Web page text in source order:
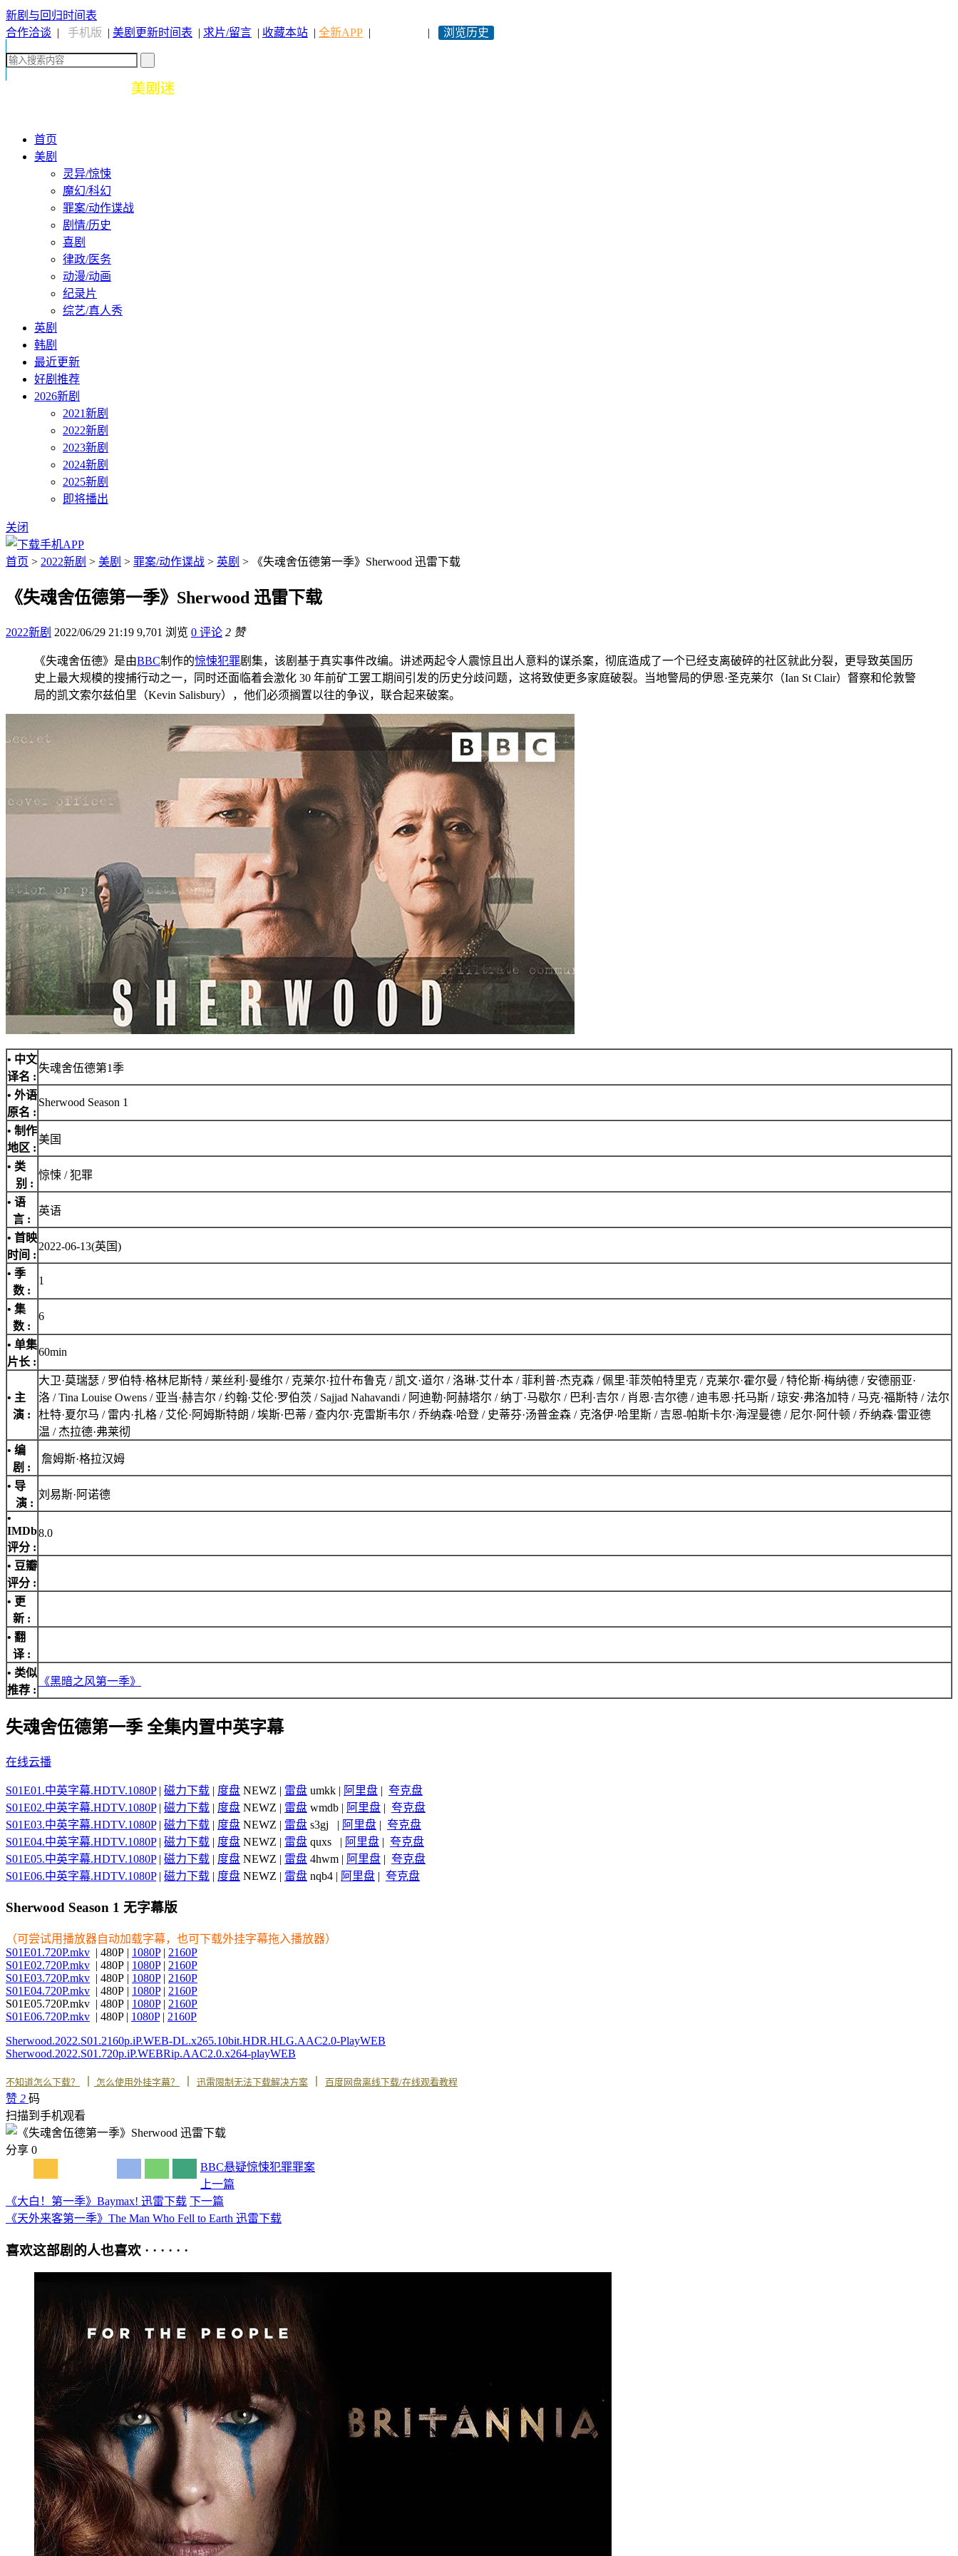
新剧与回归时间表
合作洽谈 | 手机版 | 美剧更新时间表 | 求片/留言 | 收藏本站 | 全新APP | | 浏览历史
首页
美剧
灵异/惊悚
魔幻/科幻
罪案/动作谍战
剧情/历史
喜剧
律政/医务
动漫/动画
纪录片
综艺/真人秀
英剧
韩剧
最近更新
好剧推荐
2026新剧
2021新剧
2022新剧
2023新剧
2024新剧
2025新剧
即将播出
关闭
首页 > 2022新剧 > 美剧 > 罪案/动作谍战 > 英剧 > 《失魂舍伍德第一季》Sherwood 迅雷下载
《失魂舍伍德第一季》Sherwood 迅雷下载
2022新剧 2022/06/29 21:19 9,701 浏览 0 评论 2 赞
《失魂舍伍德》是由BBC制作的惊悚犯罪剧集，该剧基于真实事件改编。讲述两起令人震惊且出人意料的谋杀案，彻底造成了一个已经支离破碎的社区就此分裂，更导致英国历
史上最大规模的搜捕行动之一，同时还面临着会激化 30 年前矿工罢工期间引发的历史分歧问题，这将致使更多家庭破裂。当地警局的伊恩·圣克莱尔（Ian St Clair）督察和伦敦警
局的凯文索尔兹伯里（Kevin Salisbury），他们必须搁置以往的争议，联合起来破案。
• 中文
译名 :
失魂舍伍德第1季
• 外语
原名 :
Sherwood Season 1
• 制作
地区 :
美国
• 类
别 :
惊悚 / 犯罪
• 语
言 :
英语
• 首映
时间 :
2022-06-13(英国)
• 季
数 :
1
• 集
数 :
6
• 单集
片长 :
60min
• 主
演 :
大卫·莫瑞瑟 / 罗伯特·格林尼斯特 / 莱丝利·曼维尔 / 克莱尔·拉什布鲁克 / 凯文·道尔 / 洛琳·艾什本 / 菲利普·杰克森 / 佩里·菲茨帕特里克 / 克莱尔·霍尔曼 / 特伦斯·梅纳德 / 安德丽亚·
洛 / Tina Louise Owens / 亚当·赫吉尔 / 约翰·艾伦·罗伯茨 / Sajjad Nahavandi / 阿迪勒·阿赫塔尔 / 纳丁·马歇尔 / 巴利·吉尔 / 肖恩·吉尔德 / 迪韦恩·托马斯 / 琼安·弗洛加特 / 马克·福斯特 / 法尔
杜特·夏尔马 / 雷内·扎格 / 艾伦·阿姆斯特朗 / 埃斯·巴蒂 / 查内尔·克雷斯韦尔 / 乔纳森·哈登 / 史蒂芬·汤普金森 / 克洛伊·哈里斯 / 吉恩-帕斯卡尔·海涅曼德 / 尼尔·阿什顿 / 乔纳森·雷亚德
温 / 杰拉德·弗莱彻
• 编
剧 :
詹姆斯·格拉汉姆
• 导
演 :
刘易斯·阿诺德
•
IMDb
评分 :
8.0
• 豆瓣
评分 :
• 更
新 :
• 翻
译 :
• 类似
推荐 :
《黑暗之风第一季》
失魂舍伍德第一季 全集内置中英字幕
在线云播
S01E01.中英字幕.HDTV.1080P| 磁力下载 | 度盘 NEWZ | 雷盘 umkk | 阿里盘 | 夸克盘
S01E02.中英字幕.HDTV.1080P| 磁力下载 | 度盘 NEWZ | 雷盘 wmdb | 阿里盘 | 夸克盘
S01E03.中英字幕.HDTV.1080P| 磁力下载 | 度盘 NEWZ | 雷盘 s3gj | 阿里盘 | 夸克盘
S01E04.中英字幕.HDTV.1080P| 磁力下载 | 度盘 NEWZ | 雷盘 quxs | 阿里盘 | 夸克盘
S01E05.中英字幕.HDTV.1080P| 磁力下载 | 度盘 NEWZ | 雷盘 4hwm | 阿里盘 | 夸克盘
S01E06.中英字幕.HDTV.1080P| 磁力下载 | 度盘 NEWZ | 雷盘 nqb4 | 阿里盘 | 夸克盘
Sherwood Season 1 无字幕版
（可尝试用播放器自动加载字幕，也可下载外挂字幕拖入播放器）
S01E01.720P.mkv | 480P | 1080P| 2160P
S01E02.720P.mkv | 480P | 1080P| 2160P
S01E03.720P.mkv | 480P | 1080P| 2160P
S01E04.720P.mkv | 480P | 1080P| 2160P
S01E05.720P.mkv | 480P | 1080P| 2160P
S01E06.720P.mkv | 480P | 1080P| 2160P
Sherwood.2022.S01.2160p.iP.WEB-DL.x265.10bit.HDR.HLG.AAC2.0-PlayWEB
Sherwood.2022.S01.720p.iP.WEBRip.AAC2.0.x264-playWEB
不知道怎么下载？ 怎么使用外挂字幕？ 迅雷限制无法下载解决方案 百度网盘离线下载/在线观看教程
赞 2 码
扫描到手机观看
分享 0
BBC悬疑惊悚犯罪罪案
上一篇
《大白！第一季》Baymax! 迅雷下载 下一篇
《天外来客第一季》The Man Who Fell to Earth 迅雷下载
喜欢这部剧的人也喜欢 · · · · · ·